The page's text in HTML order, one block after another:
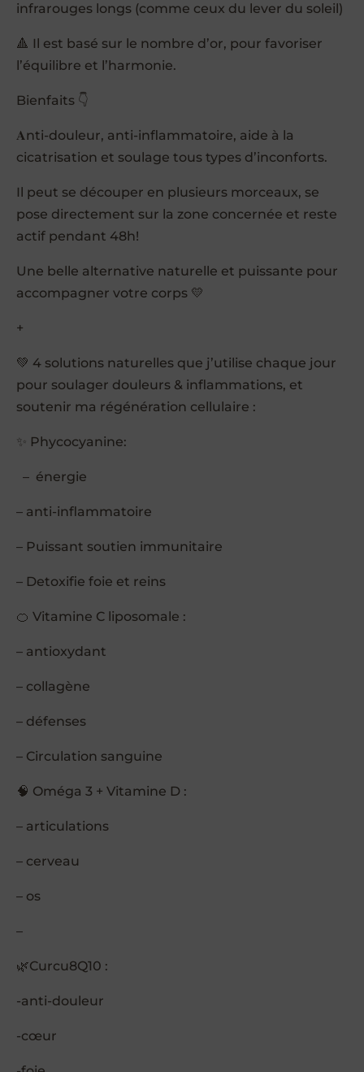
infrarouges longs (comme ceux du lever du soleil)
🔺 Il est basé sur le nombre d’or, pour favoriser
l’équilibre et l’harmonie.
Bienfaits 👇
𝐀nti-douleur, anti-inflammatoire, aide à la
cicatrisation et soulage tous types d’inconforts.
Il peut se découper en plusieurs morceaux, se
pose directement sur la zone concernée et reste
actif pendant 48h!
Une belle alternative naturelle et puissante pour
accompagner votre corps 💛
+
💚 4 solutions naturelles que j’utilise chaque jour
pour soulager douleurs & inflammations, et
soutenir ma régénération cellulaire :
✨ Phycocyanine:
– énergie
– anti-inflammatoire
– Puissant soutien immunitaire
– Detoxifie foie et reins
🍊 Vitamine C liposomale :
– antioxydant
– collagène
– défenses
– Circulation sanguine
🧠 Oméga 3 + Vitamine D :
– articulations
– cerveau
– os
–
🌿Curcu8Q10 :
-anti-douleur
-cœur